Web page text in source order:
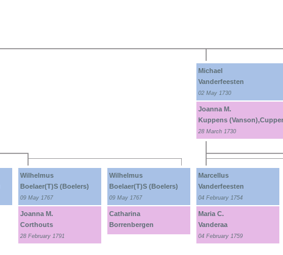
Wilhelmus
Boelaer(T)S (Boelers)
09 May 1767
Joanna M.
Corthouts
28 February 1791
Wilhelmus
Boelaer(T)S (Boelers)
09 May 1767
Catharina
Borrenbergen
Michael
Vanderfeesten
02 May 1730
Joanna M.
Kuppens
28 March 1730
Marcellus
Vanderfeesten
04 February 1754
Maria C.
Vanderaa
04 February 1759